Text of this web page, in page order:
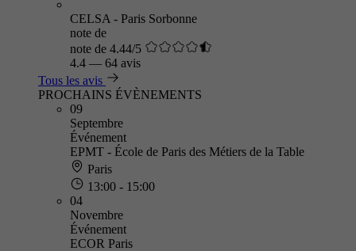
CELSA - Paris Sorbonne
note de
note de 4.44/5
4.4 — 64 avis
Tous les avis
PROCHAINS ÉVÈNEMENTS
09
Septembre
Événement
EPMT - École de Paris des Métiers de la Table
Paris
13:00 - 15:00
04
Novembre
Événement
ECOR Paris